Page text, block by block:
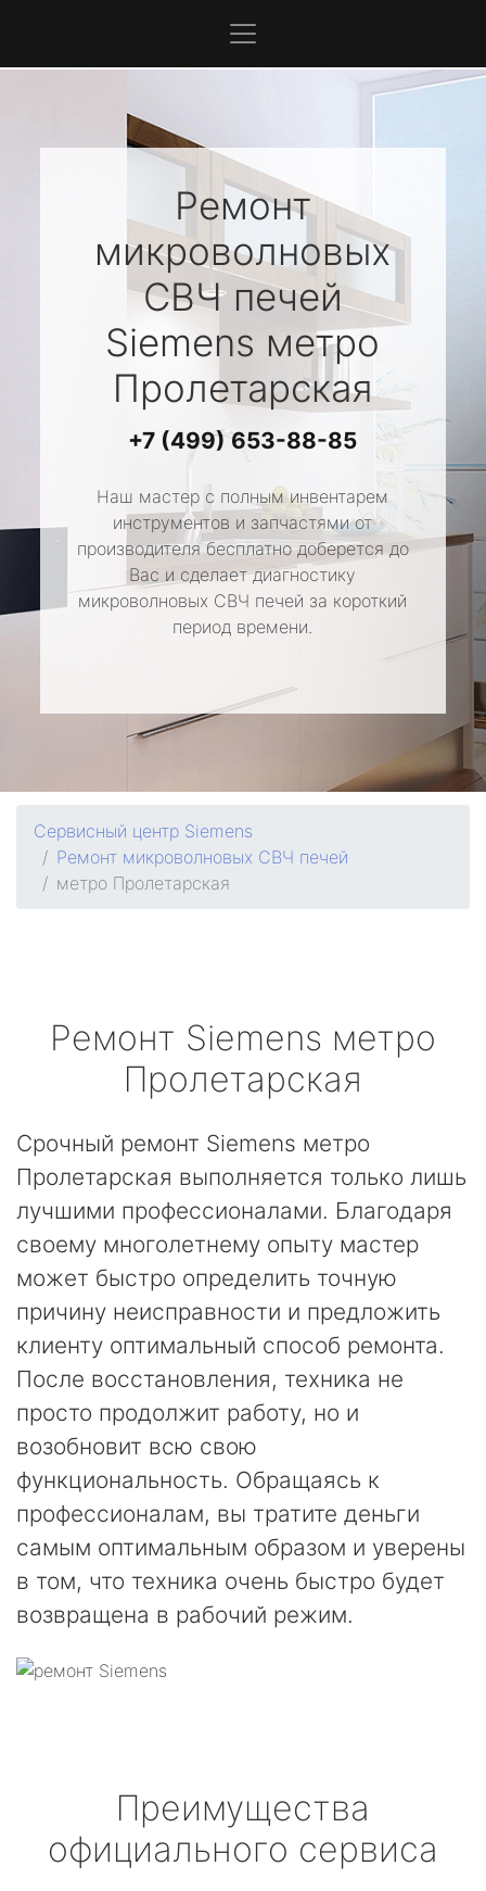
Ремонт
микроволновых
СВЧ печей
Siemens метро
Пролетарская
+7 (499) 653-88-85
Наш мастер с полным инвентарем
инструментов и запчастями от
производителя бесплатно доберется до
Вас и сделает диагностику
микроволновых СВЧ печей за короткий
период времени.
Сервисный центр Siemens
Ремонт микроволновых СВЧ печей
метро Пролетарская
Ремонт Siemens метро
Пролетарская
Срочный ремонт Siemens метро
Пролетарская выполняется только лишь
лучшими профессионалами. Благодаря
своему многолетнему опыту мастер
может быстро определить точную
причину неисправности и предложить
клиенту оптимальный способ ремонта.
После восстановления, техника не
просто продолжит работу, но и
возобновит всю свою
функциональность. Обращаясь к
профессионалам, вы тратите деньги
самым оптимальным образом и уверены
в том, что техника очень быстро будет
возвращена в рабочий режим.
Преимущества
официального сервиса